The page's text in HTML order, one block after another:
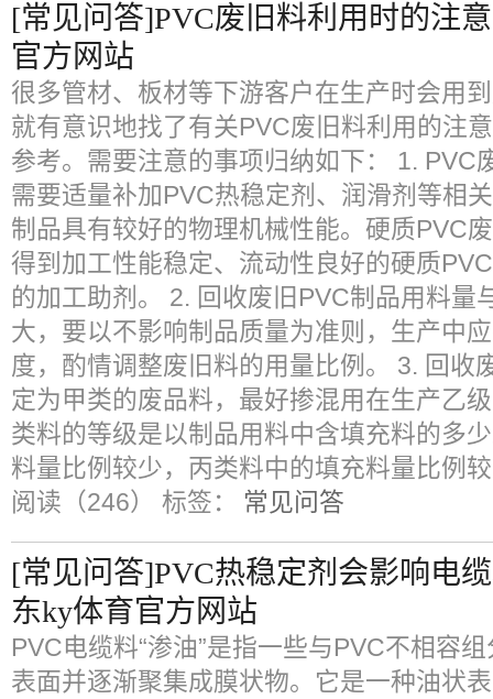
[常见问答]PVC废旧料利用时的注
官方网站
很多管材、板材等下游客户在生产时会用
就有意识地找了有关PVC废旧料利用的注
参考。需要注意的事项归纳如下： 1. PVC
需要适量补加PVC热稳定剂、润滑剂等相
制品具有较好的物理机械性能。硬质PVC
得到加工性能稳定、流动性良好的硬质
的加工助剂。 2. 回收废旧PVC制品用料量
大，要以不影响制品质量为准则，生产中
度，酌情调整废旧料的用量比例。 3. 回收
定为甲类的废品料，最好掺混用在生产乙
类料的等级是以制品用料中含填充料的多
料量比例较少，丙类料中的填充料量比例
阅读（246） 标签： 常见问答
[常见问答]PVC热稳定剂会影响电
东ky体育官方网站
PVC电缆料“渗油”是指一些与PVC不相容
表面并逐渐聚集成膜状物。它是一种油状